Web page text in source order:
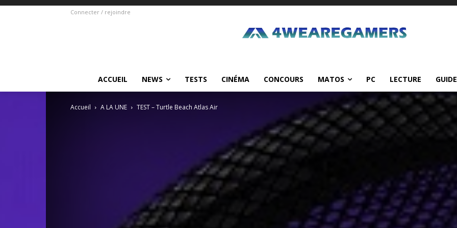
Connecter / rejoindre
ACCUEIL NEWS TESTS CINÉMA CONCOURS MATOS PC LECTURE
Accueil A LA UNE TEST – Turtle Beach Atlas Air